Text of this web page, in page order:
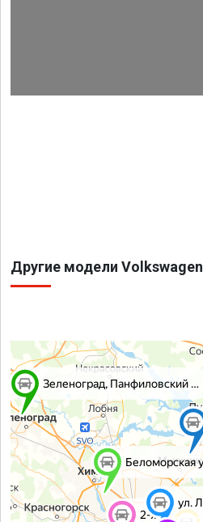
Другие модели Volkswagen